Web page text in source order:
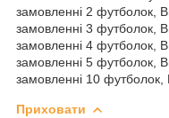
замовленні 2 футболок,
замовленні 3 футболок,
замовленні 4 футболок,
замовленні 5 футболок,
замовленні 10
Приховати